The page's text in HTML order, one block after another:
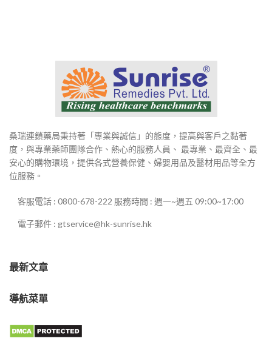
桑瑞連鎖藥局秉持著「專業與誠信」的態度，提高與客戶之黏著
度，與專業藥師團隊合作、熱心的服務人員、 最專業、最齊全、最
安心的購物環境，提供各式營養保健、婦嬰用品及醫材用品等全方
位服務。
客服電話 : 0800-678-222 服務時間 : 週一~週五 09:00~17:00
電子郵件 : gtservice@hk-sunrise.hk
最新文章
導航菜單